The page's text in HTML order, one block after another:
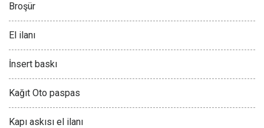
Broşür
El ilanı
İnsert baskı
Kağıt Oto paspas
Kapı askısı el ilanı